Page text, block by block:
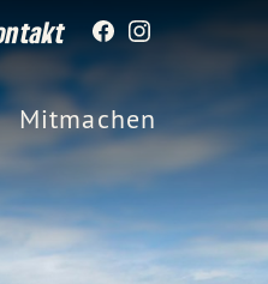
Mitmachen